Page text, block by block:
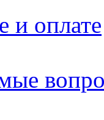
и оплате